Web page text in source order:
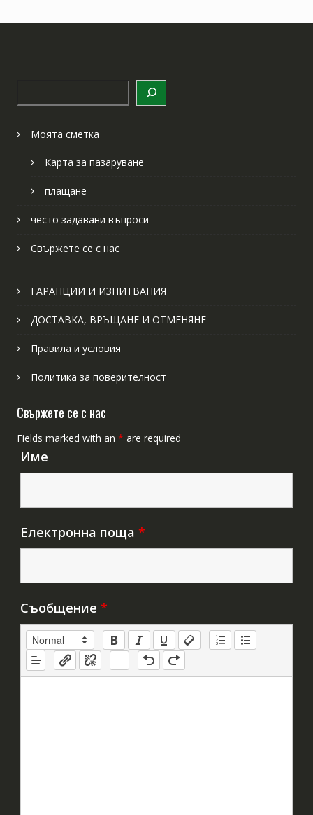
Моята сметка
Карта за пазаруване
плащане
често задавани въпроси
Свържете се с нас
ГАРАНЦИИ И ИЗПИТВАНИЯ
ДОСТАВКА, ВРЪЩАНЕ И ОТМЕНЯНЕ
Правила и условия
Политика за поверителност
Свържете се с нас
Fields marked with an * are required
Име
Електронна поща *
Съобщение *